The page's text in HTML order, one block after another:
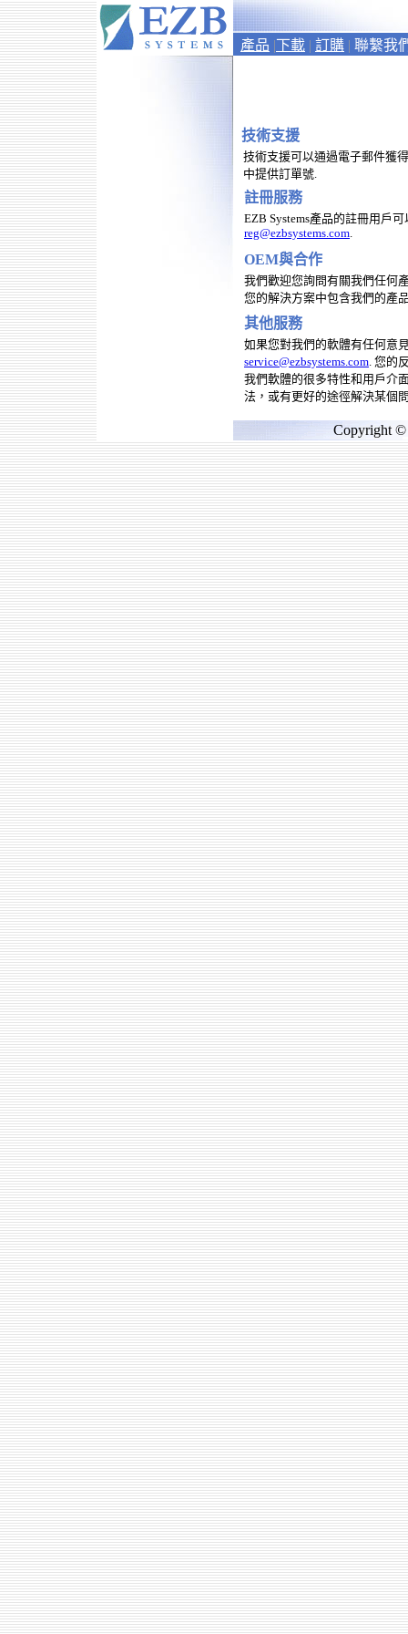
產品 |下載 | 訂購 | 聯繫我
技術支援
技術支援可以通過電子郵件獲
中提供訂單號.
註冊服務
EZB Systems產品的註冊用戶
reg@ezbsystems.com.
OEM與合作
我們歡迎您詢問有關我們任何
您的解決方案中包含我們的產
其他服務
如果您對我們的軟體有任何意
service@ezbsystems.com. 您的
我們軟體的很多特性和用戶介
法，或有更好的途徑解決某個
Copyright ©